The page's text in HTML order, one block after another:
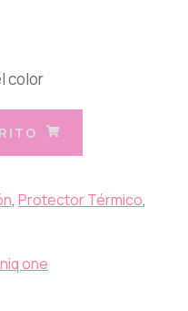
color
, Protector Térmico,
one